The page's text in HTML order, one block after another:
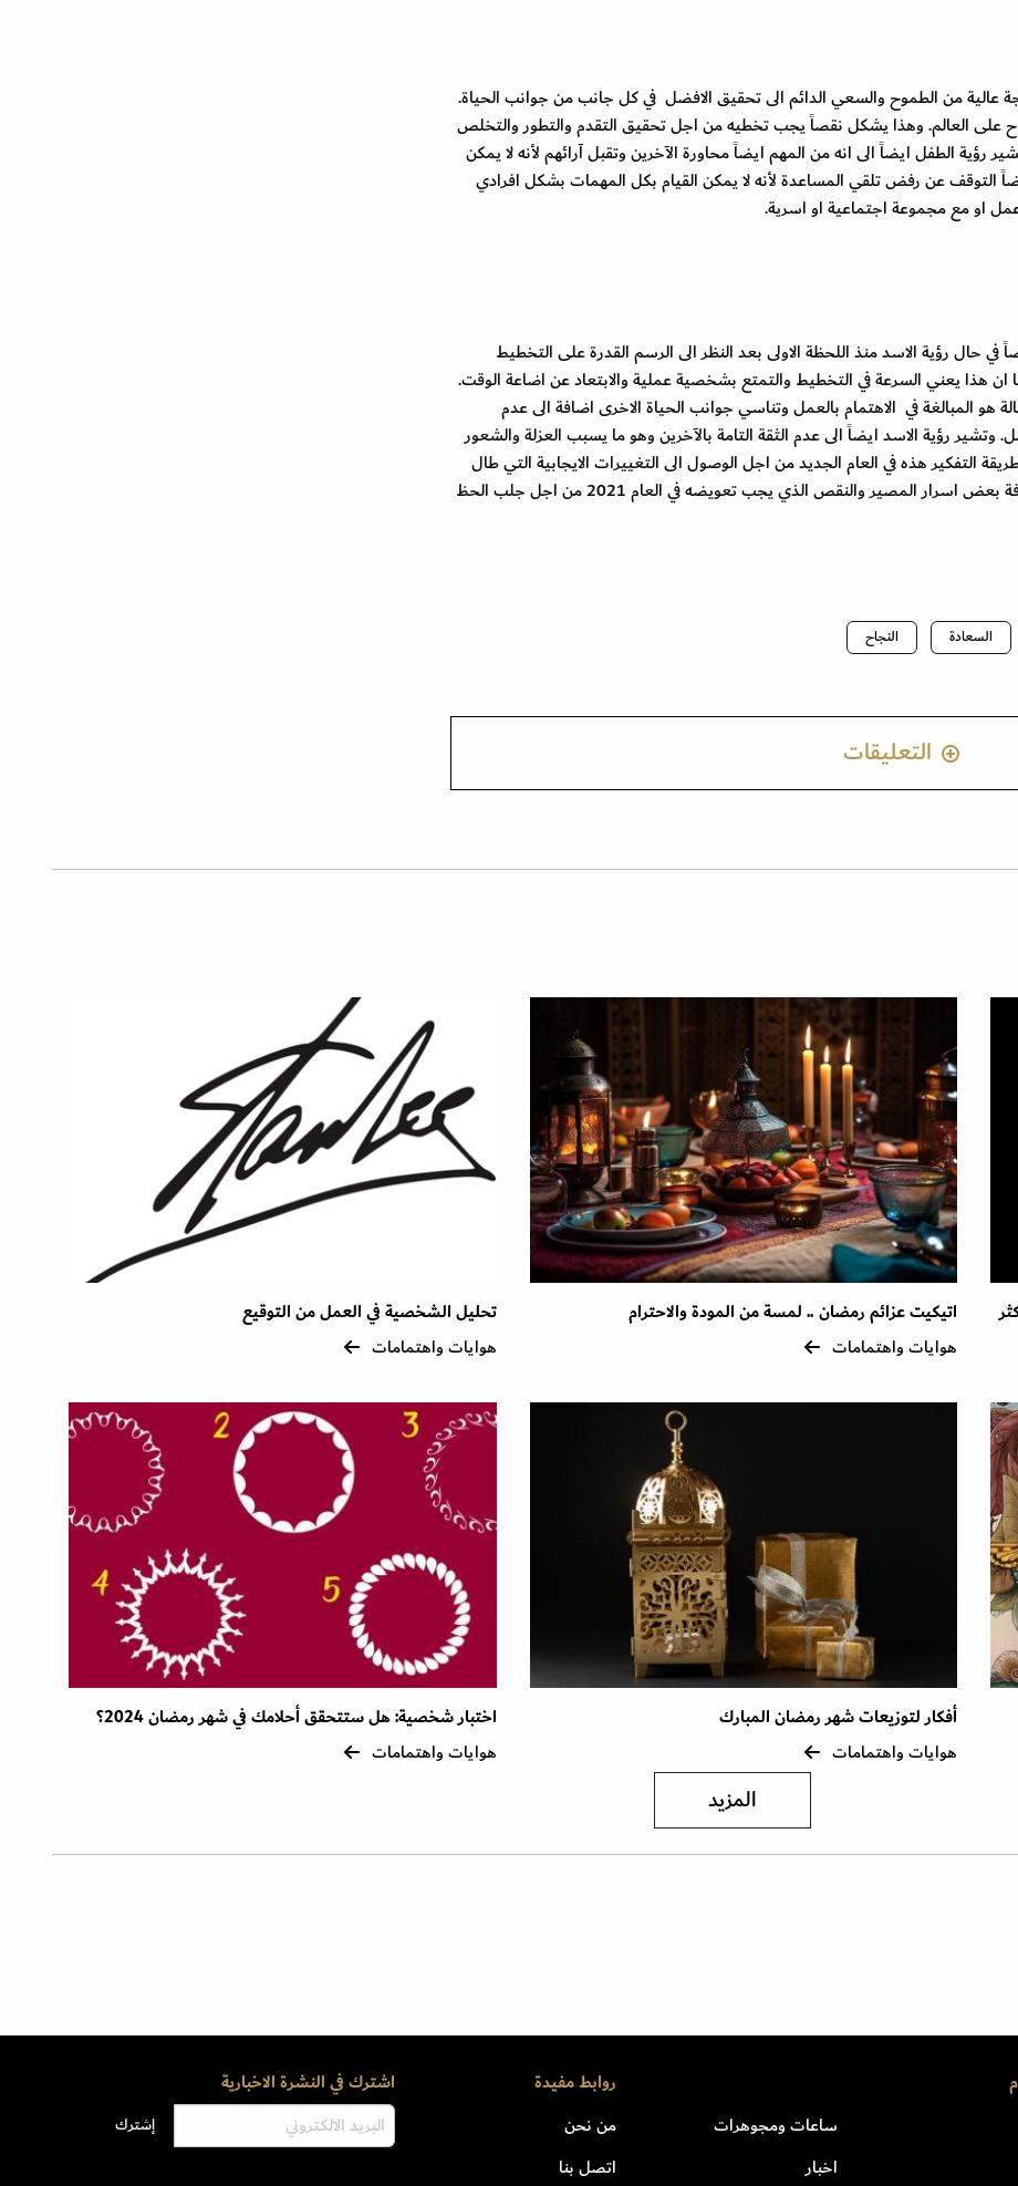
عالية من الطموح والسعي الدائم الى تحقيق الافضل في كل جانب من جوانب الحياة.
على العالم. وهذا يشكل نقصاً يجب تخطيه من اجل تحقيق التقدم والتطور والتخلص
الطفل ايضاً الى انه من المهم ايضاً محاورة الآخرين وتقبل آرائهم لأنه لا يمكن
عن رفض تلقي المساعدة لأنه لا يمكن القيام بكل المهمات بشكل افرادي
او مع مجموعة اجتماعية او اسرية.
حال رؤية الاسد منذ اللحظة الاولى بعد النظر الى الرسم القدرة على التخطيط
هذا يعني السرعة في التخطيط والتمتع بشخصية عملية والابتعاد عن اضاعة الوقت.
هو المبالغة في الاهتمام بالعمل وتناسي جوانب الحياة الاخرى اضافة الى عدم
وتشير رؤية الاسد ايضاً الى عدم الثقة التامة بالآخرين وهو ما يسبب العزلة والشعور
التفكير هذه في العام الجديد من اجل الوصول الى التغييرات الايجابية التي طال
انتظار حدوثها منذ سنوات طويلة. وهكذا يمكن معرفة بعض اسرار المصير والنقص الذي يجب تعويضه في العام 2021 من اجل جلب الحظ
السعادة النجاح
التعليقات
اتيكيت عزائم رمضان .. لمسة من المودة والاحترام
هوايات واهتمامات
تحليل الشخصية في العمل من التوقيع
هوايات واهتمامات
أفكار لتوزيعات شهر رمضان المبارك
هوايات واهتمامات
اختبار شخصية: هل ستتحقق أحلامك في شهر رمضان 2024؟
هوايات واهتمامات
المزيد
ساعات ومجوهرات
اخبار
روابط مفيدة
من نحن
اتصل بنا
اشترك في النشرة الاخبارية